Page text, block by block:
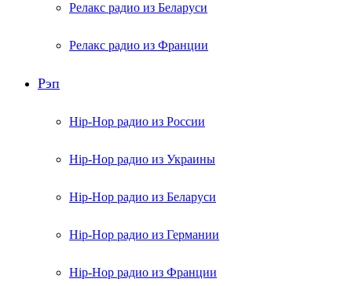
Релакс радио из Беларуси
Релакс радио из Франции
Рэп
Hip-Hop радио из России
Hip-Hop радио из Украины
Hip-Hop радио из Беларуси
Hip-Hop радио из Германии
Hip-Hop радио из Франции